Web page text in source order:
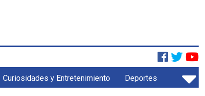
Curiosidades y Entretenimiento Deportes